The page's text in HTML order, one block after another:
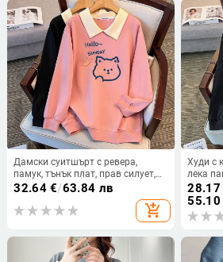
Дамски суитшърт с ревера,
памук, тънък плат, прав силует,
дълги ръкави
32.64€/63.84 лв
add_shopping_cart
Худи с
лека
памук),
2025